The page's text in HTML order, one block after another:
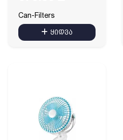
Can-Filters
ყიდვა